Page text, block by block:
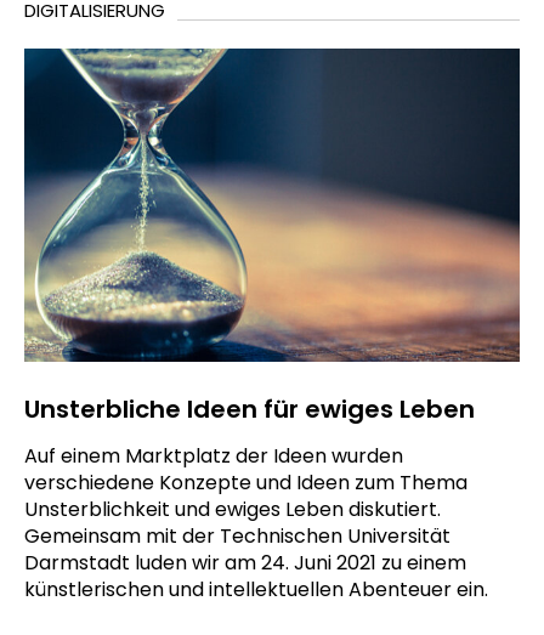
DIGITALISIERUNG
Unsterbliche Ideen für ewiges Leben
Auf einem Marktplatz der Ideen wurden
verschiedene Konzepte und Ideen zum Thema
Unsterblichkeit und ewiges Leben diskutiert.
Gemeinsam mit der Technischen Universität
Darmstadt luden wir am 24. Juni 2021 zu einem
künstlerischen und intellektuellen Abenteuer ein.